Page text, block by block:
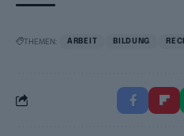
THEMEN: ARBEIT BILDUNG